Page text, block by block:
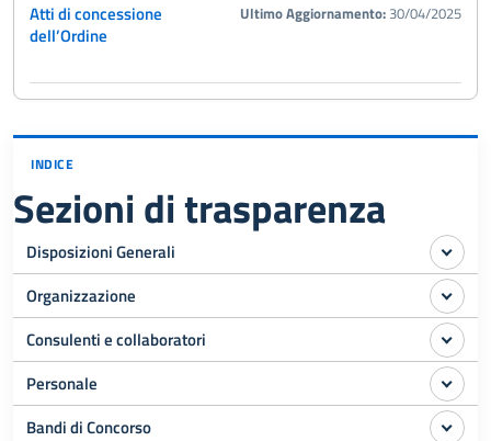
Atti di concessione
dell’Ordine
Ultimo Aggiornamento: 30/04/2025
INDICE
Sezioni di trasparenza
Disposizioni Generali
Organizzazione
Consulenti e collaboratori
Personale
Bandi di Concorso